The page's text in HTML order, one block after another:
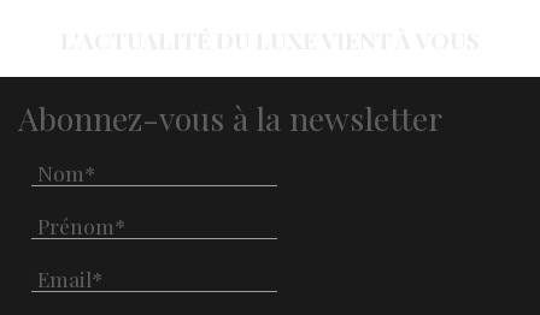
Abonnez-vous à la newsletter